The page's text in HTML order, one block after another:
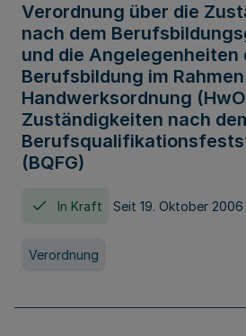
Verordnung über die
nach dem
und die Angelegenheiten
Berufsbildung im
Handwerksordnung
Zuständigkeiten nach
(BQFG)
In Kraft Seit 19. Oktober 2006
Verordnung